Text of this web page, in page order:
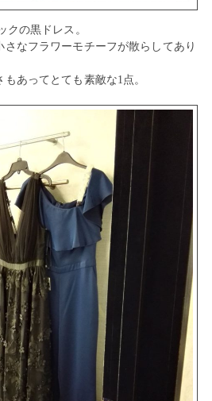
クの黒ドレス。
なフラワーモチーフが散らしてあり
あってとても素敵な1点。